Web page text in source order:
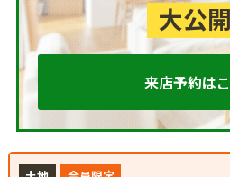
大公開
来店予約は